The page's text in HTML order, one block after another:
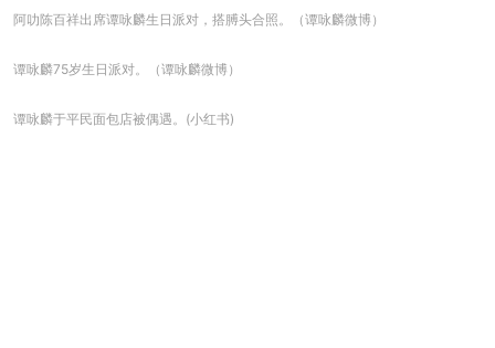
阿叻陈百祥出席谭咏麟生日派对，搭膊头合照。（谭咏麟微博）
谭咏麟75岁生日派对。（谭咏麟微博）
谭咏麟于平民面包店被偶遇。(小红书)